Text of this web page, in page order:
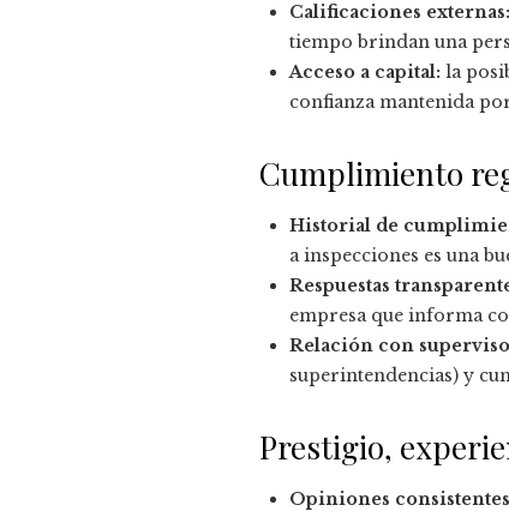
Calificaciones externas:
tiempo brindan una
Acceso a capital: la
confianza mantenida
Cumplimiento
Historial de
a inspecciones es una
Respuestas
empresa que informa
Relación con
superintendencias) y
Prestigio,
Opiniones